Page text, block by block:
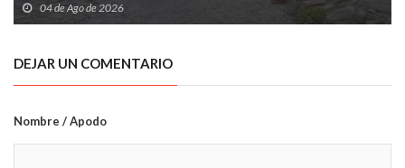
04 de Ago de 2026
DEJAR UN COMENTARIO
Nombre / Apodo